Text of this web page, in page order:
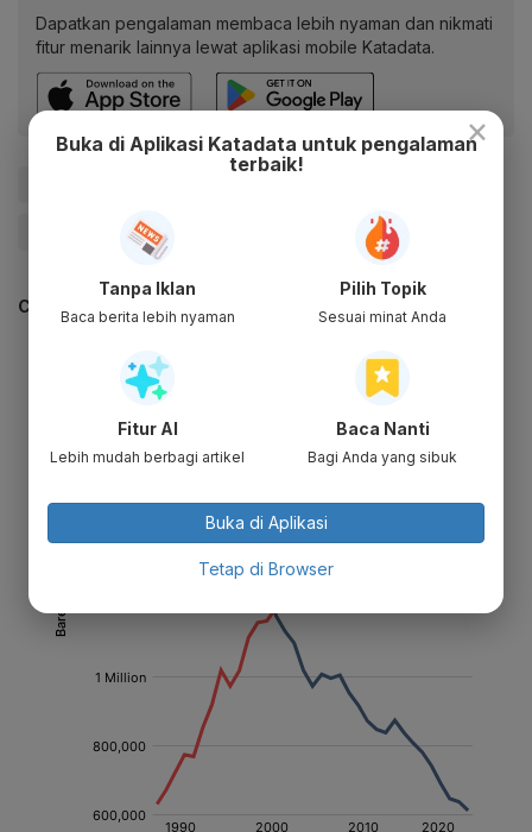
Dapatkan pengalaman membaca lebih nyaman dan nikmati
fitur menarik lainnya lewat aplikasi mobile Katadata.
CEK JUGA DATA INI
×
Buka di Aplikasi Katadata untuk pengalaman
terbaik!
Tanpa Iklan
Baca berita lebih nyaman
Pilih Topik
Sesuai minat Anda
Fitur AI
Lebih mudah berbagi artikel
Baca Nanti
Bagi Anda yang sibuk
Buka di Aplikasi
Tetap di Browser